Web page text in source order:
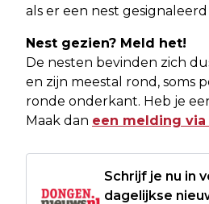
als er een nest gesignaleerd
Nest gezien? Meld het!
De nesten bevinden zich
en zijn meestal rond, soms
ronde onderkant. Heb je
Maak dan een melding via
Schrijf je nu in
dagelijkse